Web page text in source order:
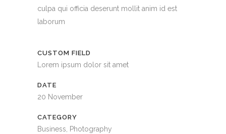
culpa qui officia deserunt mollit anim id est
laborum
CUSTOM FIELD
Lorem ipsum dolor sit amet
DATE
20 November
CATEGORY
Business, Photography